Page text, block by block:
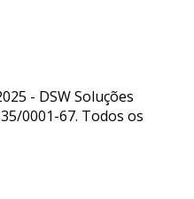
- DSW Soluções
0001-67. Todos os